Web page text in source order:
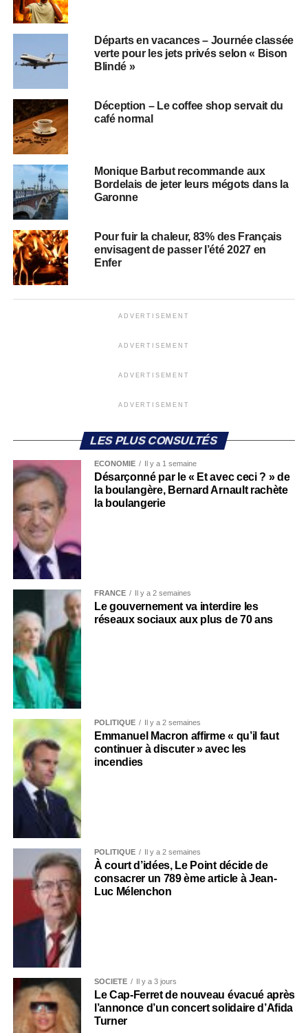
Départs en vacances – Journée classée
verte pour les jets privés selon « Bison
Blindé »
Déception – Le coffee shop servait du
café normal
Monique Barbut recommande aux
Bordelais de jeter leurs mégots dans la
Garonne
Pour fuir la chaleur, 83% des Français
envisagent de passer l’été 2027 en
Enfer
ADVERTISEMENT
ADVERTISEMENT
ADVERTISEMENT
ADVERTISEMENT
LES PLUS CONSULTÉS
ECONOMIE Il y a 1 semaine
Désarçonné par le « Et avec ceci ? » de
la boulangère, Bernard Arnault rachète
la boulangerie
FRANCE Il y a 2 semaines
Le gouvernement va interdire les
réseaux sociaux aux plus de 70 ans
POLITIQUE Il y a 2 semaines
Emmanuel Macron affirme « qu’il faut
continuer à discuter » avec les
incendies
POLITIQUE Il y a 2 semaines
À court d’idées, Le Point décide de
consacrer un 789 ème article à Jean-
Luc Mélenchon
SOCIÉTÉ Il y a 3 jours
Le Cap-Ferret de nouveau évacué après
l’annonce d’un concert solidaire d’Afida
Turner